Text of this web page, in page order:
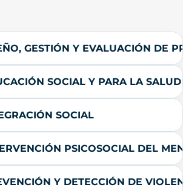
GESTIÓN Y EVALUACIÓN DE
SOCIAL Y PARA LA SALUD
SOCIAL
PSICOSOCIAL DEL
Y DETECCIÓN DE